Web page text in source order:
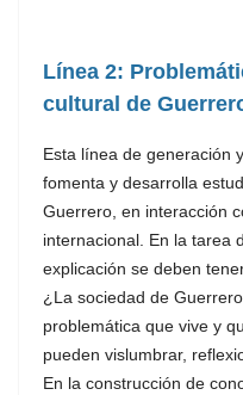
Línea 2:
cultural de
Esta línea de generación
fomenta y desarrolla
Guerrero, en interacción
internacional. En la tarea
explicación se deben
¿La sociedad de
problemática que vive y
pueden vislumbrar,
En la construcción de